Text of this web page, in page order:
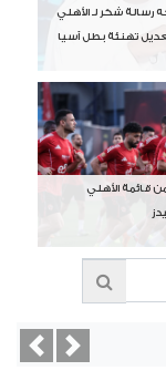
رسالة شكر لـ الأهلي
تهنئة بطل آسيا
قائمة الأهلي
Next